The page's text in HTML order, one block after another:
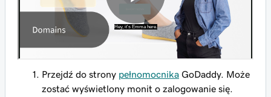
Przejdź do strony pełnomocnika GoDaddy. Może
zostać wyświetlony monit o zalogowanie się.